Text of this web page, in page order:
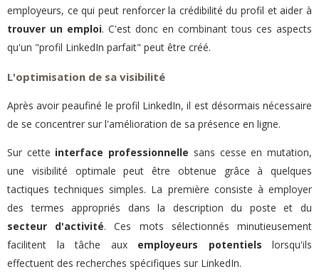
employeurs, ce qui peut renforcer la crédibilité du profil et aider à
trouver un emploi. C'est donc en combinant tous ces aspects
qu'un "profil LinkedIn parfait" peut être créé.
L'optimisation de sa visibilité
Après avoir peaufiné le profil LinkedIn, il est désormais nécessaire
de se concentrer sur l'amélioration de sa présence en ligne.
Sur cette interface professionnelle sans cesse en mutation,
une visibilité optimale peut être obtenue grâce à quelques
tactiques techniques simples. La première consiste à employer
des termes appropriés dans la description du poste et du
secteur d'activité. Ces mots sélectionnés minutieusement
facilitent la tâche aux employeurs potentiels lorsqu'ils
effectuent des recherches spécifiques sur LinkedIn.